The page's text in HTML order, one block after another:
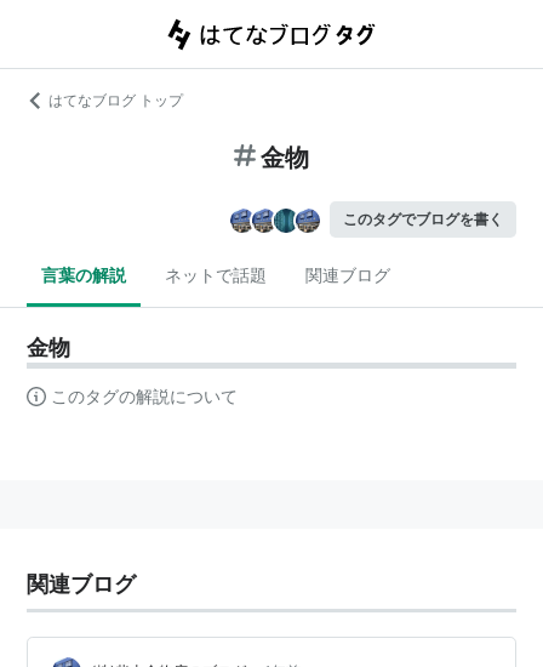
はてなブログ トップ
金物
このタグでブログを書く
言葉の解説 ネットで話題 関連ブログ
金物
このタグの解説について
関連ブログ